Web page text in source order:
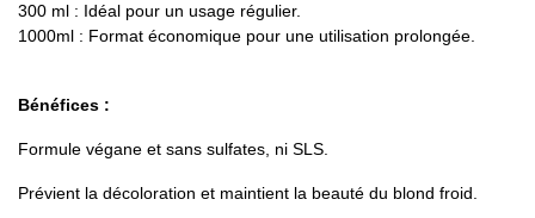
300 ml : Idéal pour un usage régulier.
1000ml : Format économique pour une utilisation prolongée.
Bénéfices :
Formule végane et sans sulfates, ni SLS.
Prévient la décoloration et maintient la beauté du blond froid.